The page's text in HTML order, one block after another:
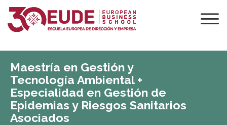
Maestría en Gestión y
Tecnología Ambiental +
Especialidad en Gestión de
Epidemias y Riesgos Sanitarios
Asociados